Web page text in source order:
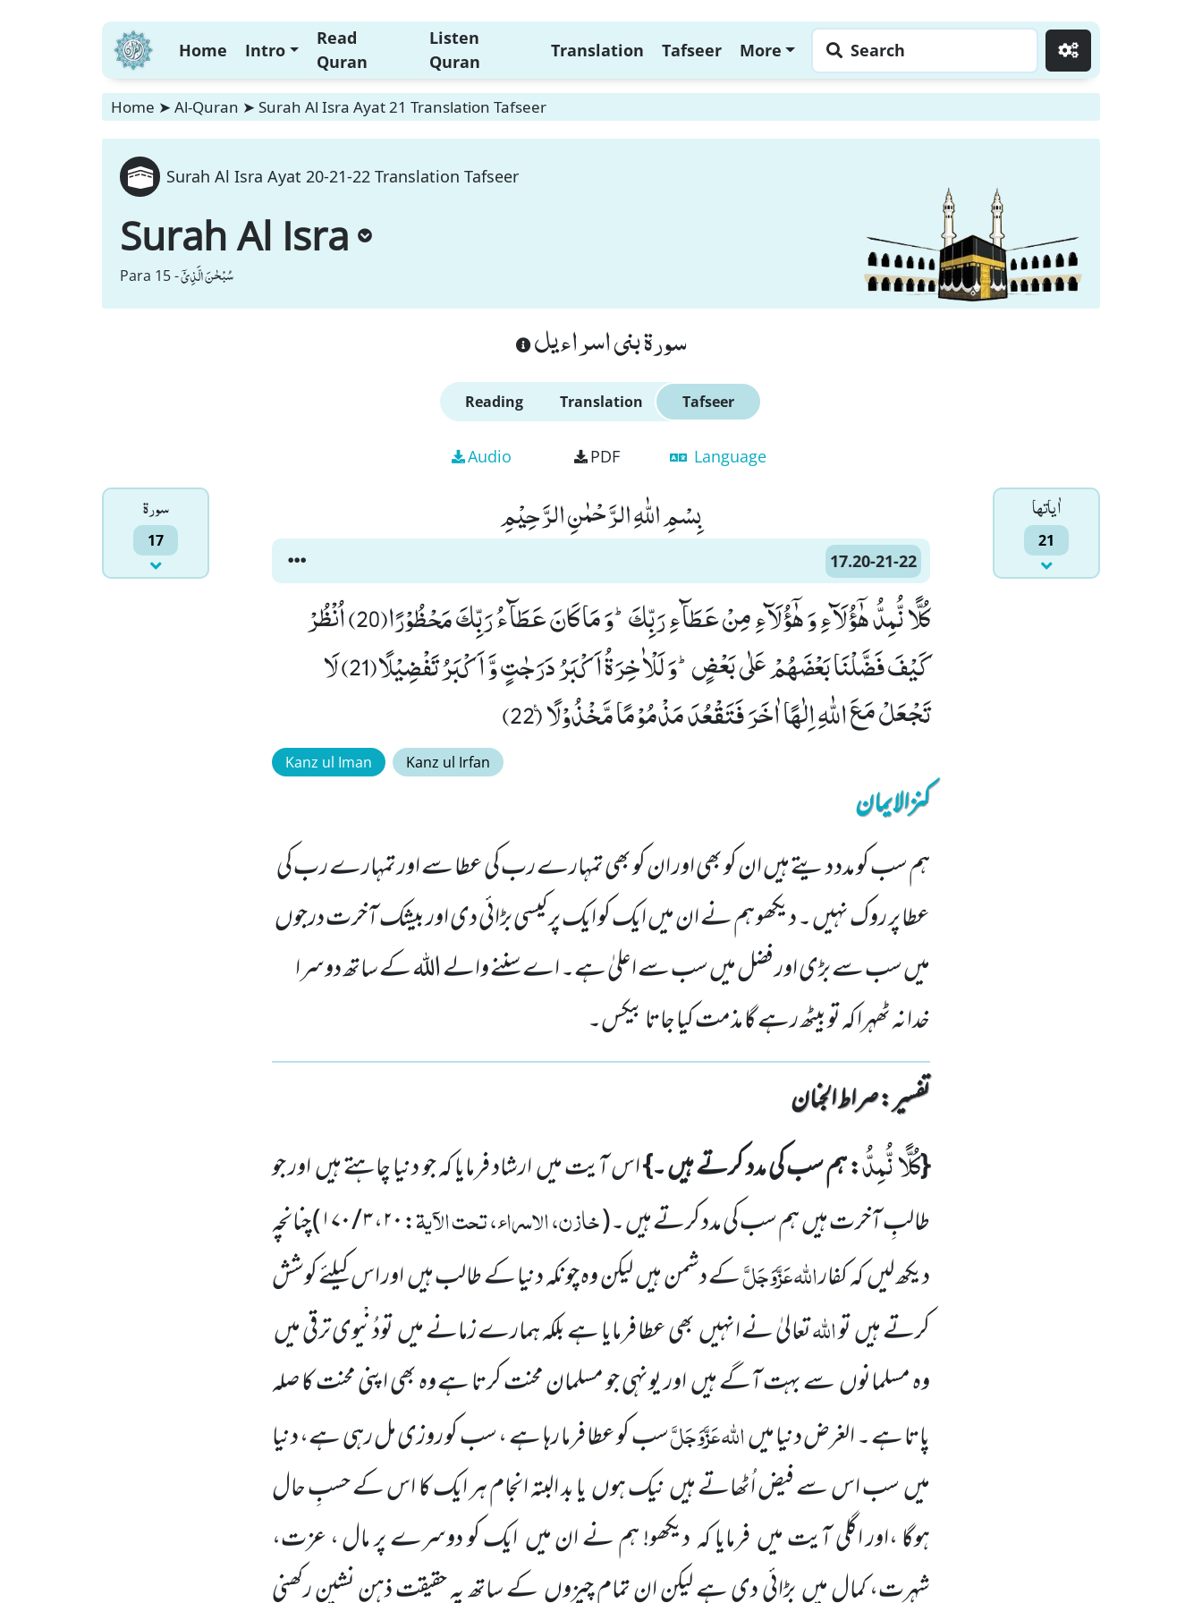
Home Intro
Read
Quran
Listen
Quran
Translation Tafseer More Search
Home ➤ Al-Quran ➤ Surah Al Isra Ayat 21 Translation Tafseer
Surah Al Isra Ayat 20-21-22 Translation Tafseer
Surah Al Isra
Para 15 -سُبْحٰنَ الَّذِیْۤ
سورة بنى اسراءيل
Reading Translation Tafseer
Audio PDF Language
سورۃ
17
اٰياتها
21
بِسْمِ اللّٰهِ الرَّحْمٰنِ الرَّحِیْمِ
17.20-21-22
كُلًّا نُّمِدُّ هٰۤؤُلَآءِ وَ هٰۤؤُلَآءِ مِنْ عَطَآءِ رَبِّكَؕ-وَ مَا كَانَ عَطَآءُ رَبِّكَ مَحْظُوْرًا(20) اُنْظُرْ
كَیْفَ فَضَّلْنَا بَعْضَهُمْ عَلٰى بَعْضٍؕ-وَ لَلْاٰخِرَةُ اَكْبَرُ دَرَجٰتٍ وَّ اَكْبَرُ تَفْضِیْلًا(21) لَا
تَجْعَلْ مَعَ اللّٰهِ اِلٰهًا اٰخَرَ فَتَقْعُدَ مَذْمُوْمًا مَّخْذُوْلًا۠ (22)
Kanz ul Iman Kanz ul Irfan
کنزالایمان
ہم سب کو مدد دیتے ہیں ان کو بھی اور ان کو بھی تمہارے رب کی عطا سے اور تمہارے رب کی
عطا پر روک نہیں ۔ دیکھو ہم نے ان میں ایک کو ایک پر کیسی بڑائی دی اور بیشک آخرت درجوں
میں سب سے بڑی اور فضل میں سب سے اعلیٰ ہے۔ اے سننے والے اللہ کے ساتھ دوسرا
خدا نہ ٹھہرا کہ تو بیٹھ رہے گا مذمت کیا جاتا بیکس۔
تفسیر : ‎صراط الجنان
{كُلًّا نُّمِدُّ: ہم سب کی مدد کرتے ہیں ۔}اس آیت میںارشاد فرمایا کہ جو دنیا چاہتے ہیںاور جو
طالبِ آخرت ہیںہم سب کی مدد کرتے ہیں ۔(خازن، الاسراء، تحت الآیۃ:۲۰،۳ / ۱۷۰ )چنانچہ
دیکھ لیںکہ کفاراللّٰہعَزَّوَجَلَّکے دشمن ہیںلیکن وہ چونکہ دنیا کے طالب ہیںاور اس کیلئے کوشش
کرتے ہیںتواللّٰہتعالیٰ نے انہیںبھی عطا فرمایا ہے بلکہ ہمارے زمانے میںتودُنْیوی ترقی میں
وہ مسلمانوںسے بہت آگے ہیںاور یونہی جو مسلمان محنت کرتا ہے وہ بھی اپنی محنت کا صلہ
پاتا ہے ۔ الغرض دنیا میںاللّٰہعَزَّوَجَلَّسب کو عطا فرما رہا ہے، سب کو روزی مل رہی ہے، دنیا
میںسب اس سے فیض اُٹھاتے ہیںنیک ہوںیا بد البتہ انجام ہر ایک کا اس کے حسبِ حال
ہوگا ،اور اگلی آیت میںفرمایا کہدیکھو! ہم نے ان میںایک کو دوسرے پر مال ، عزت،
شہرت، کمال میںبڑائی دی ہے لیکن ان تمام چیزوںکے ساتھ یہ حقیقت ذہن نشین رکھنی